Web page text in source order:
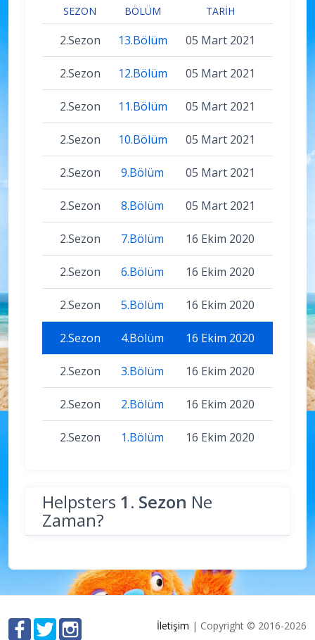
SEZON BÖLÜM TARIH
2.Sezon 13.Bölüm 05 Mart 2021
2.Sezon 12.Bölüm 05 Mart 2021
2.Sezon 11.Bölüm 05 Mart 2021
2.Sezon 10.Bölüm 05 Mart 2021
2.Sezon 9.Bölüm 05 Mart 2021
2.Sezon 8.Bölüm 05 Mart 2021
2.Sezon 7.Bölüm 16 Ekim 2020
2.Sezon 6.Bölüm 16 Ekim 2020
2.Sezon 5.Bölüm 16 Ekim 2020
2.Sezon 4.Bölüm 16 Ekim 2020
2.Sezon 3.Bölüm 16 Ekim 2020
2.Sezon 2.Bölüm 16 Ekim 2020
2.Sezon 1.Bölüm 16 Ekim 2020
Helpsters 1. Sezon Ne
Zaman?
İletişim | Copyright © 2016-2026